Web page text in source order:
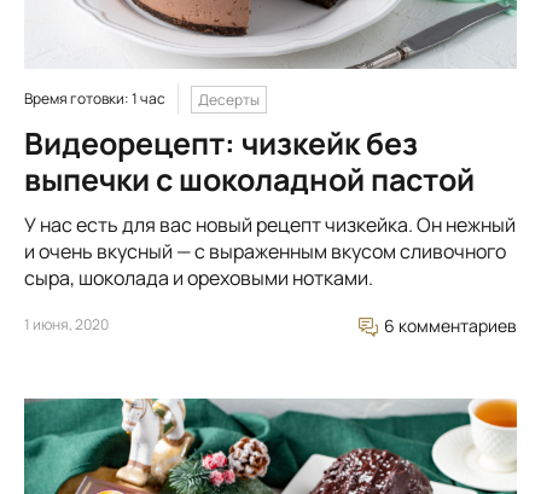
Время готовки: 1 час Десерты
Видеорецепт: чизкейк без
выпечки с шоколадной пастой
У нас есть для вас новый рецепт чизкейка. Он нежный
и очень вкусный — с выраженным вкусом сливочного
сыра, шоколада и ореховыми нотками.
1 июня, 2020 6 комментариев